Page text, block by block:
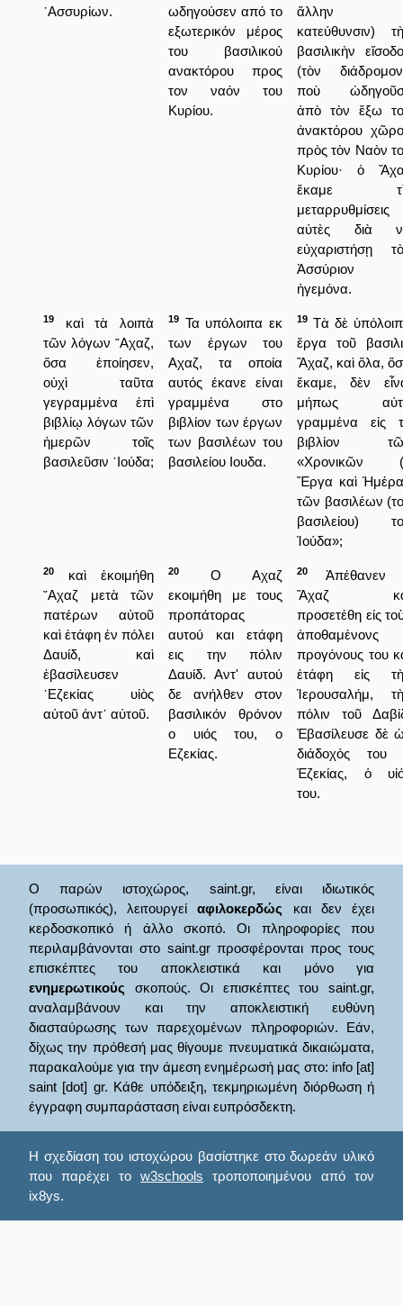
᾿Ασσυρίων.
ωδηγούσεν από το
εξωτερικόν μέρος
του βασιλικού
ανακτόρου προς
τον ναόν του
Κυρίου.
ἄλλην
κατεύθυνσιν)
βασιλικὴν
(τὸν
ποὺ
ἀπὸ τὸν ἔξω
ἀνακτόρου
πρὸς τὸν Ναὸν
Κυρίου· ὁ
ἔκαμε
μεταρρυθμίσεις
αὐτὲς διὰ
εὐχαριστήσῃ
Ἀσσύριον
ἡγεμόνα.
19
καὶ τὰ λοιπὰ
τῶν λόγων ῎Αχαζ,
ὅσα ἐποίησεν,
οὐχὶ ταῦτα
γεγραμμένα ἐπὶ
βιβλίῳ λόγων τῶν
ἡμερῶν τοῖς
βασιλεῦσιν ᾿Ιούδα;
19 Τα υπόλοιπα εκ
των έργων του
Αχαζ, τα οποία
αυτός έκανε είναι
γραμμένα στο
βιβλίον των έργων
των βασιλέων του
βασιλείου Ιουδα.
19 Τὰ δὲ
ἔργα τοῦ
Ἄχαζ, καὶ ὅλα,
ἔκαμε, δὲν
μήπως
γραμμένα εἰς
βιβλίον
«Χρονικῶν
Ἔργα καὶ
τῶν βασιλέων
βασιλείου)
Ἰούδα»;
20
καὶ ἐκοιμήθη
῎Αχαζ μετὰ τῶν
πατέρων αὐτοῦ
καὶ ἐτάφη ἐν πόλει
Δαυίδ, καὶ
ἐβασίλευσεν
᾿Εζεκίας υἱὸς
αὐτοῦ ἀντ᾿ αὐτοῦ.
20
Ο Αχαζ
εκοιμήθη με τους
προπάτορας
αυτού και ετάφη
εις την πόλιν
Δαυίδ. Αντ' αυτού
δε ανήλθεν στον
βασιλικόν θρόνον
ο υιός του, ο
Εζεκίας.
20
Ἀπέθανεν
Ἄχαζ
προσετέθη εἰς
ἀποθαμένονς
προγόνους του
ἐτάφη εἰς
Ἱερουσαλήμ,
πόλιν τοῦ
Ἐβασίλευσε δὲ
διάδοχός του
Ἐζεκίας, ὁ
του.
Ο παρών ιστοχώρος, saint.gr, είναι ιδιωτικός
(προσωπικός), λειτουργείαφιλοκερδώς και δεν έχει
κερδοσκοπικό ή άλλο σκοπό. Οι πληροφορίες που
περιλαμβάνονται στο saint.gr προσφέρονται προς τους
επισκέπτες του αποκλειστικά και μόνο για
ενημερωτικούς σκοπούς. Οι επισκέπτες του saint.gr,
αναλαμβάνουν και την αποκλειστική ευθύνη
διασταύρωσης των παρεχομένων πληροφοριών. Εάν,
δίχως την πρόθεσή μας θίγουμε πνευματικά δικαιώματα,
παρακαλούμε για την άμεση ενημέρωσή μας στο: info [at]
saint [dot] gr. Κάθε υπόδειξη, τεκμηριωμένη διόρθωση ή
έγγραφη συμπαράσταση είναι ευπρόσδεκτη.
Η σχεδίαση του ιστοχώρου βασίστηκε στο δωρεάν υλικό
που παρέχει το w3schools τροποποιημένου από τον
ix8ys.